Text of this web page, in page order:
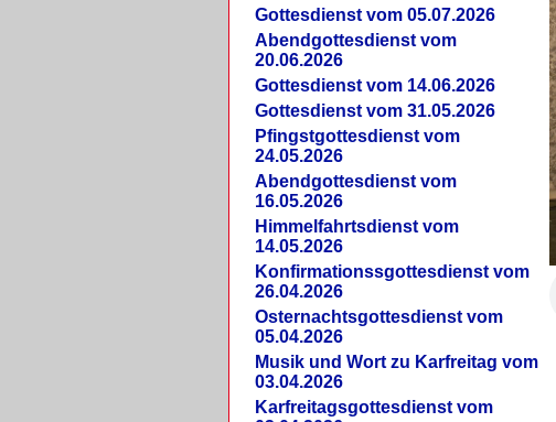
Gottesdienst vom 05.07.2026
Abendgottesdienst vom
20.06.2026
Gottesdienst vom 14.06.2026
Gottesdienst vom 31.05.2026
Pfingstgottesdienst vom
24.05.2026
Abendgottesdienst vom
16.05.2026
Himmelfahrtsdienst vom
14.05.2026
Konfirmationssgottesdienst vom
26.04.2026
Osternachtsgottesdienst vom
05.04.2026
Musik und Wort zu Karfreitag vom
03.04.2026
Karfreitagsgottesdienst vom